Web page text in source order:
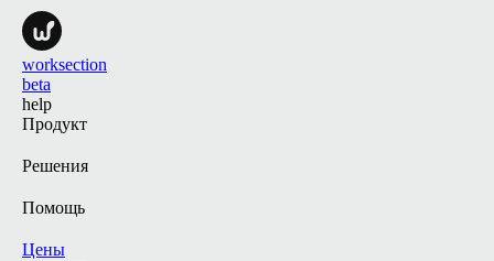
worksection
beta
help
Продукт
Решения
Помощь
Цены